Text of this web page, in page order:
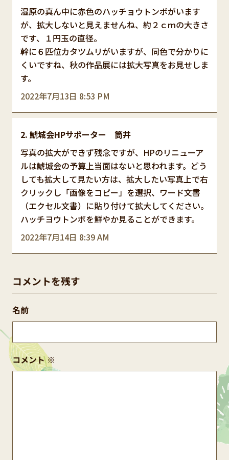
2022年7月13日 8:53 PM
湿原の真ん中に赤色のハッチョウトンボがいます
が、拡大しないと見えませんね、約２ｃｍの大きさ
です、１円玉の直径。
幹に６匹位カタツムリがいますが、同色で分かりに
くいですね、秋の作品展には拡大写真をお見せしま
す。
鯱城会HPサポーター 筒井
2022年7月14日 8:39 AM
写真の拡大ができず残念ですが、HPのリニューア
ルは鯱城会の予算上当面はないと思われます。どう
しても拡大して見たい方は、拡大したい写真上で右
クリックし「画像をコピー」を選択、ワード文書
（エクセル文書）に貼り付けて拡大してください。
ハッチヨウトンボを鮮やか見ることができます。
コメントを残す
コメント※
名前